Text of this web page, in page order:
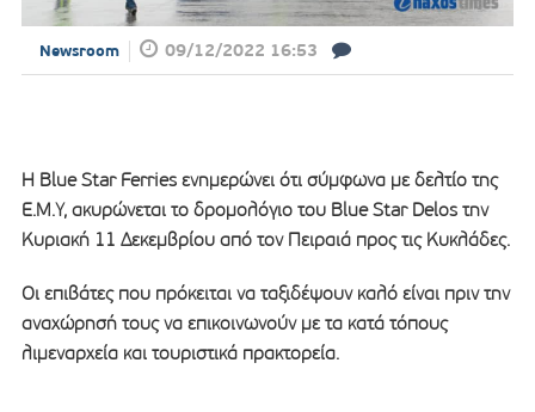
Newsroom 09/12/2022 16:53
Η Blue Star Ferries ενημερώνει ότι σύμφωνα με δελτίο της
Ε.Μ.Υ, ακυρώνεται το δρομολόγιο του Blue Star Delos την
Κυριακή 11 Δεκεμβρίου από τον Πειραιά προς τις Κυκλάδες.
Οι επιβάτες που πρόκειται να ταξιδέψουν καλό είναι πριν την
αναχώρησή τους να επικοινωνούν με τα κατά τόπους
λιμεναρχεία και τουριστικά πρακτορεία.